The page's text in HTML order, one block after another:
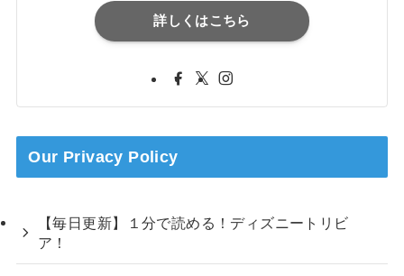
詳しくはこちら
Our Privacy Policy
【毎日更新】１分で読める！ディズニートリビ
ア！